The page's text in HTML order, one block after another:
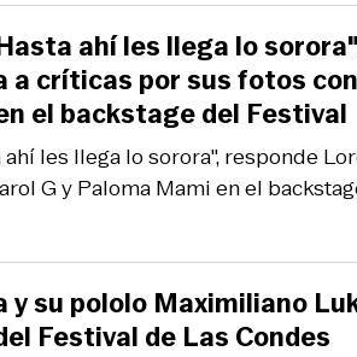
ahí les llega lo sorora", responde
G y Paloma Mami en el
ahí les llega lo
a críticas por sus fotos
el backstage del Festival
y su pololo Maximiliano
Festival de Las Condes